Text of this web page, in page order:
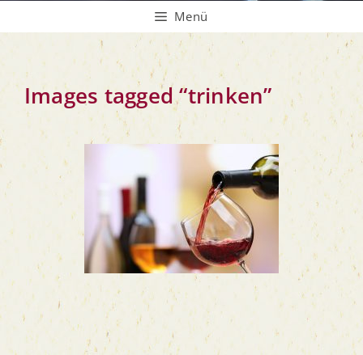
Menü
Images tag­ged “trin­ken”